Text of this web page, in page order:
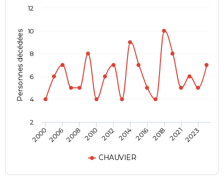
Personnes décédées
CHAUVIER
200020062008 2010 2012 2014 2016 2018 20212023
2
4
6
8
10
12